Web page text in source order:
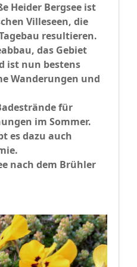
Heider Bergsee ist
Villeseen, die
resultieren.
das Gebiet
ist nun bestens
Wanderungen und
für
im Sommer.
es dazu auch
nach dem Brühler